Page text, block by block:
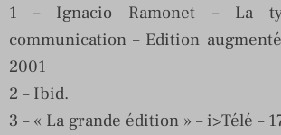
1 – Ignacio Ramonet – La
communication – Edition
2001
2 – Ibid.
3 – « La grande édition » – i>Télé –